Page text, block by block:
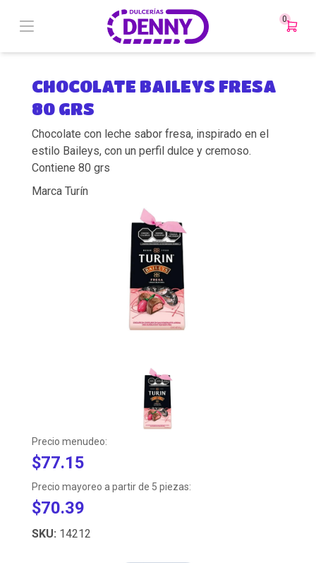
0
CHOCOLATE BAILEYS FRESA
80 GRS
Chocolate con leche sabor fresa, inspirado en el
estilo Baileys, con un perfil dulce y cremoso.
Contiene 80 grs
Marca Turín
Precio menudeo:
$77.15
Precio mayoreo a partir de 5 piezas:
$70.39
SKU: 14212